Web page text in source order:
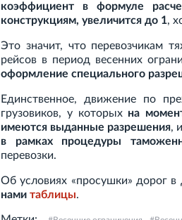
коэффициент в формуле
конструкциям, увеличится до 1,
Это значит, что перевозчикам
рейсов в период весенних
оформление специального
Единственное, движение по
грузовиков, у которых на
имеются выданные разрешения,
в рамках процедуры
перевозки.
Об условиях «просушки» дорог в
нами таблицы.